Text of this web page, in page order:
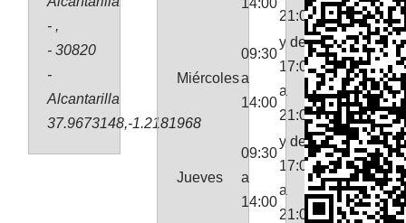
- ,
- 30820
-
Alcantarilla
37.9673148,-1.2181968
21:00
Miércoles
09:30
a
14:00
y de
17:00
a
21:00
Jueves
09:30
a
14:00
y de
17:00
a
21:00